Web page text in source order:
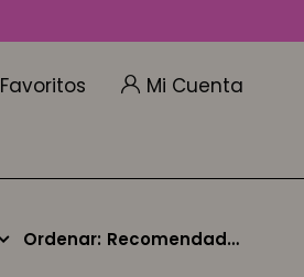
Favoritos
Recomendados